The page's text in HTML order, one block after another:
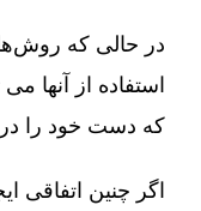
در حالی که
استفاده از آنها
که دست خود را در
اگر چنین اتفاقی